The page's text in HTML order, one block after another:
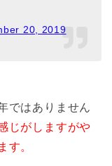
20, 2019
ではありません
じがしますがや
す。